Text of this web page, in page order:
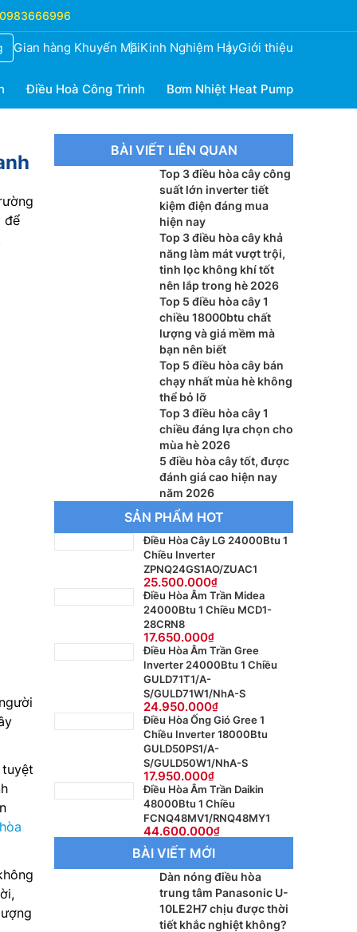
0983666996
Gian hàng Khuyến MãiKinh Nghiệm HayGiới thiệu
Điều Hoà Công Trình Bơm Nhiệt Heat Pump
để
BÀI VIẾT LIÊN QUAN
Top 3 điều hòa cây công
suất lớn inverter tiết
kiệm điện đáng mua
hiện nay
Top 3 điều hòa cây khả
năng làm mát vượt trội,
tinh lọc không khí tốt
nên lắp trong hè 2026
Top 5 điều hòa cây 1
chiều 18000btu chất
lượng và giá mềm mà
bạn nên biết
Top 5 điều hòa cây bán
chạy nhất mùa hè không
thể bỏ lỡ
Top 3 điều hòa cây 1
chiều đáng lựa chọn cho
mùa hè 2026
5 điều hòa cây tốt, được
đánh giá cao hiện nay
năm 2026
SẢN PHẨM HOT
Điều Hòa Cây LG 24000Btu 1
Chiều Inverter
ZPNQ24GS1AO/ZUAC1
25.500.000
Điều Hòa Âm Trần Midea
24000Btu 1 Chiều MCD1-
28CRN8
17.650.000
Điều Hòa Âm Trần Gree
Inverter 24000Btu 1 Chiều
GULD71T1/A-
S/GULD71W1/NhA-S
24.950.000
Điều Hòa Ống Gió Gree 1
Chiều Inverter 18000Btu
GULD50PS1/A-
S/GULD50W1/NhA-S
17.950.000
Điều Hòa Âm Trần Daikin
48000Btu 1 Chiều
FCNQ48MV1/RNQ48MY1
44.600.000
BÀI VIẾT MỚI
Dàn nóng điều hòa
trung tâm Panasonic U-
10LE2H7 chịu được thời
tiết khắc nghiệt không?